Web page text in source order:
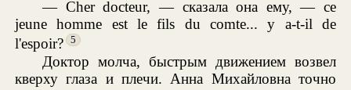
— Cher docteur, — сказала она ему, — ce
jeune homme est le fils du comte... y a-t-il de
l'espoir?
5
Доктор молча, быстрым движением возвел
кверху глаза и плечи. Анна Михайловна точно